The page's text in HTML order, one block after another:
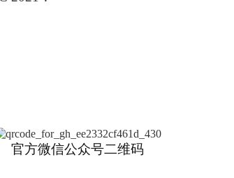
官方微信公众号二维码